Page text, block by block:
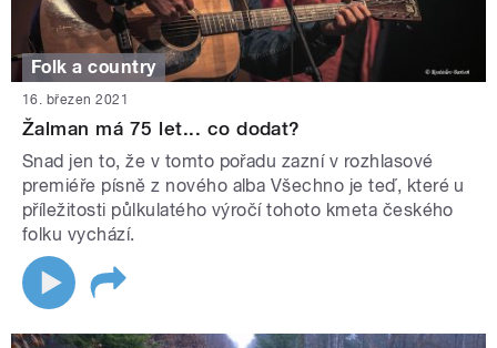
Folk a country
16. březen 2021
Žalman má 75 let... co dodat?
Snad jen to, že v tomto pořadu zazní v rozhlasové
premiéře písně z nového alba Všechno je teď, které u
příležitosti půlkulatého výročí tohoto kmeta českého
folku vychází.